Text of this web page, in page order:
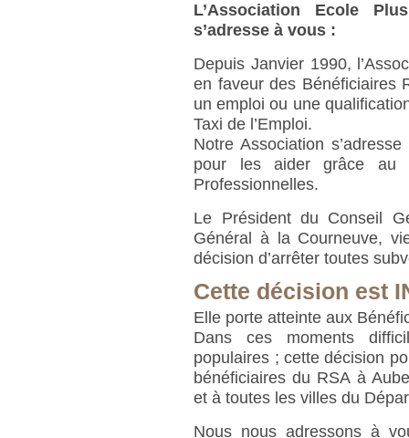
L’Association Ecole
s’adresse à vous :
Depuis Janvier 1990,
en faveur des Bénéficiaires
un emploi ou une
Taxi de l’Emploi.
Notre Association
pour les aider grâce au
Professionnelles.
Le Président du Conseil
Général à la Courneuve,
décision d’arrêter toutes
Cette décision est
Elle porte atteinte aux
Dans ces moments
populaires ; cette décision
bénéficiaires du RSA à
et à toutes les villes du
Nous nous adressons à